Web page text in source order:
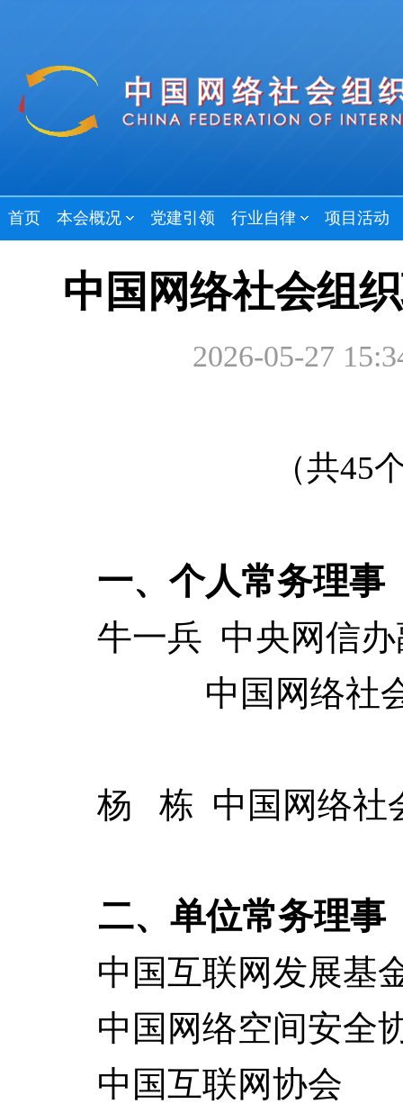
首页 本会概况 党建引领 行业自律 项目活动
中国网络社会组
2026-05-27
（共45
一、个人常务理事
牛一兵 中央网信办
中国网络社会组
杨 栋 中国网络社
二、单位常务理事
中国互联网发展基
中国网络空间安全
中国互联网协会